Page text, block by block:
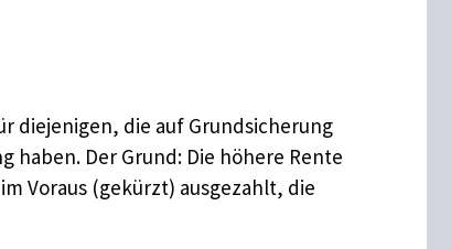
diejenigen, die auf Grundsicherung
haben. Der Grund: Die höhere Rente
Voraus (gekürzt) ausgezahlt, die